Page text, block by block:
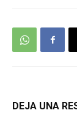
DEJA UNA